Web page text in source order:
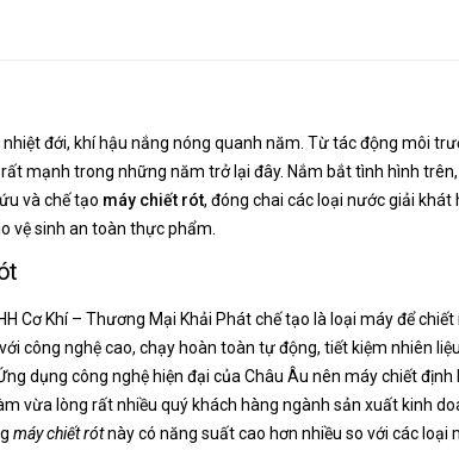
đới, khí hậu nắng nóng quanh năm. Từ tác động môi
mạnh trong những năm trở lại đây. Nắm bắt tình hình trên,
và chế tạo máy chiết rót, đóng chai các loại nước giải
vệ sinh an toàn thực phẩm.
Cơ Khí – Thương Mại Khải Phát chế tạo là loại máy để
công nghệ cao, chạy hoàn toàn tự động, tiết kiệm nhiên
dụng công nghệ hiện đại của Châu Âu nên máy chiết
vừa lòng rất nhiều quý khách hàng ngành sản xuất kinh
máy chiết rótnày có năng suất cao hơn nhiều so với các loại